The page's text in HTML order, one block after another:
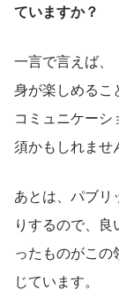
ていますか？
一言で言えば、
身が楽しめるこ
コミュニケー
須かもしれませ
あとは、パブリ
りするので、
ったものがこ
じています。